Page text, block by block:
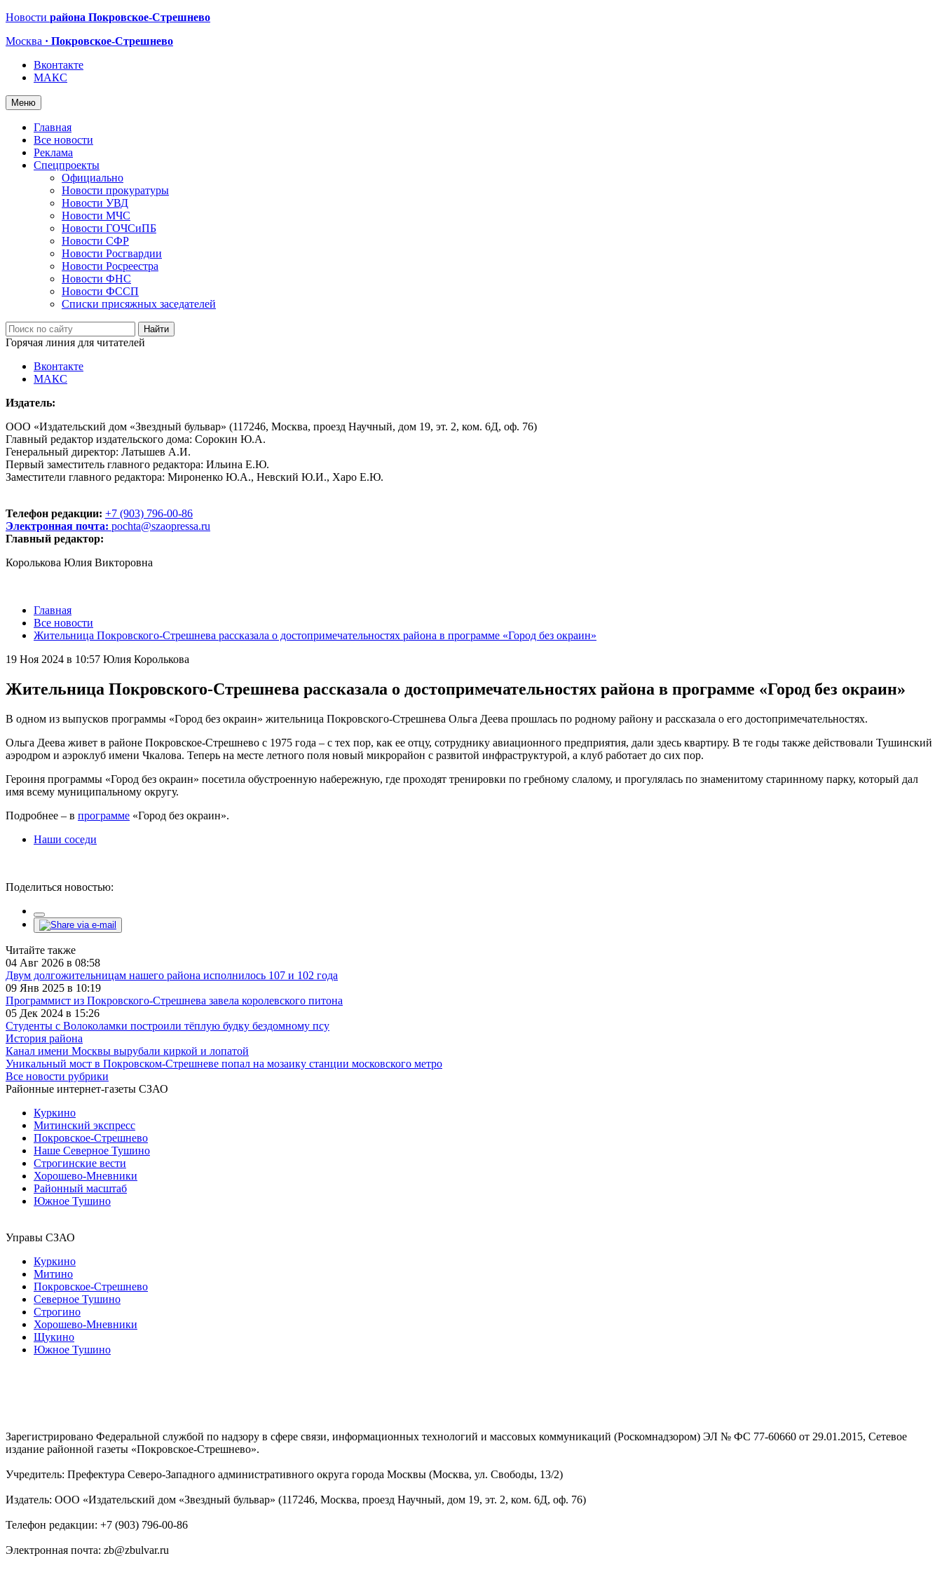
Новости района Покровское-Стрешнево
Москва · Покровское-Стрешнево
Вконтакте
МАКС
Меню
Главная
Все новости
Реклама
Спецпроекты
Официально
Новости прокуратуры
Новости УВД
Новости МЧС
Новости ГОЧСиПБ
Новости СФР
Новости Росгвардии
Новости Росреестра
Новости ФНС
Новости ФССП
Списки присяжных заседателей
Горячая линия для читателей
Вконтакте
МАКС
Издатель:
ООО «Издательский дом «Звездный бульвар» (117246, Москва, проезд Научный, дом 19, эт. 2, ком. 6Д, оф. 76)
Главный редактор издательского дома: Сорокин Ю.А.
Генеральный директор: Латышев А.И.
Первый заместитель главного редактора: Ильина Е.Ю.
Заместители главного редактора: Мироненко Ю.А., Невский Ю.И., Харо Е.Ю.
Телефон редакции: +7 (903) 796-00-86
Электронная почта: pochta@szaopressa.ru
Главный редактор:
Королькова Юлия Викторовна
Главная
Все новости
Жительница Покровского-Стрешнева рассказала о достопримечательностях района в программе «Город без окраин»
19 Ноя 2024 в 10:57 Юлия Королькова
Жительница Покровского-Стрешнева рассказала о достопримечательностях района в программе «Город без окраин»
В одном из выпусков программы «Город без окраин» жительница Покровского-Стрешнева Ольга Деева прошлась по родному району и рассказала о его достопримечательностях.
Ольга Деева живет в районе Покровское-Стрешнево с 1975 года – с тех пор, как ее отцу, сотруднику авиационного предприятия, дали здесь квартиру. В те годы также действовали Тушинский
аэродром и аэроклуб имени Чкалова. Теперь на месте летного поля новый микрорайон с развитой инфраструктурой, а клуб работает до сих пор.
Героиня программы «Город без окраин» посетила обустроенную набережную, где проходят тренировки по гребному слалому, и прогулялась по знаменитому старинному парку, который дал
имя всему муниципальному округу.
Подробнее – в программе «Город без окраин».
Наши соседи
Поделиться новостью:
Читайте также
04 Авг 2026 в 08:58
Двум долгожительницам нашего района исполнилось 107 и 102 года
09 Янв 2025 в 10:19
Программист из Покровского-Стрешнева завела королевского питона
05 Дек 2024 в 15:26
Студенты с Волоколамки построили тёплую будку бездомному псу
История района
Канал имени Москвы вырубали киркой и лопатой
Уникальный мост в Покровском-Стрешневе попал на мозаику станции московского метро
Все новости рубрики
Районные интернет-газеты СЗАО
Куркино
Митинский экспресс
Покровское-Стрешнево
Наше Северное Тушино
Строгинские вести
Хорошево-Мневники
Районный масштаб
Южное Тушино
Управы СЗАО
Куркино
Митино
Покровское-Стрешнево
Северное Тушино
Строгино
Хорошево-Мневники
Щукино
Южное Тушино
Зарегистрировано Федеральной службой по надзору в сфере связи, информационных технологий и массовых коммуникаций (Роскомнадзором) ЭЛ № ФС 77-60660 от 29.01.2015, Сетевое
издание районной газеты «Покровское-Стрешнево».
Учредитель: Префектура Северо-Западного административного округа города Москвы (Москва, ул. Свободы, 13/2)
Издатель: ООО «Издательский дом «Звездный бульвар» (117246, Москва, проезд Научный, дом 19, эт. 2, ком. 6Д, оф. 76)
Телефон редакции: +7 (903) 796-00-86
Электронная почта: zb@zbulvar.ru